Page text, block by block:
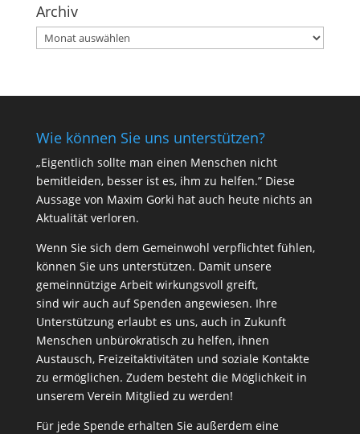
Archiv
Archiv
Wie können Sie uns unterstützen?
„Eigentlich sollte man einen Menschen nicht
bemitleiden, besser ist es, ihm zu helfen.” Diese
Aussage von Maxim Gorki hat auch heute nichts an
Aktualität verloren.
Wenn Sie sich dem Gemeinwohl verpflichtet fühlen,
können Sie uns unterstützen. Damit unsere
gemeinnützige Arbeit wirkungsvoll greift,
sind wir auch auf Spenden angewiesen. Ihre
Unterstützung erlaubt es uns, auch in Zukunft
Menschen unbürokratisch zu helfen, ihnen
Austausch, Freizeitaktivitäten und soziale Kontakte
zu ermöglichen. Zudem besteht die Möglichkeit in
unserem Verein Mitglied zu werden!
Für jede Spende erhalten Sie außerdem eine